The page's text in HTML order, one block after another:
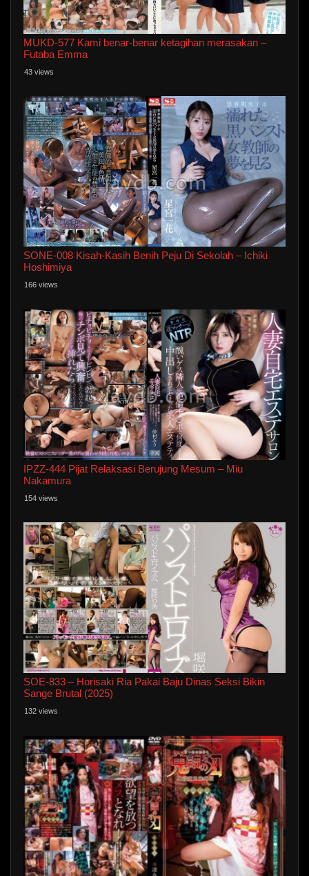
MUKD-577 Kami benar-benar ketagihan merasakan –
Futaba Emma
43 views
SONE-008 Kisah-Kasih Benih Peju Di Sekolah – Ichiki
Hoshimiya
166 views
IPZZ-444 Pijat Relaksasi Berujung Mesum – Miu
Nakamura
154 views
SOE-833 – Horisaki Ria Pakai Baju Dinas Seksi Bikin
Sange Brutal (2025)
132 views